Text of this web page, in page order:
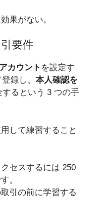
果がない。
要件
カウント を設定す
録し、 本人確認を
るという 3 つの手
して練習すること
セスするには 250
。
引の前に学習する